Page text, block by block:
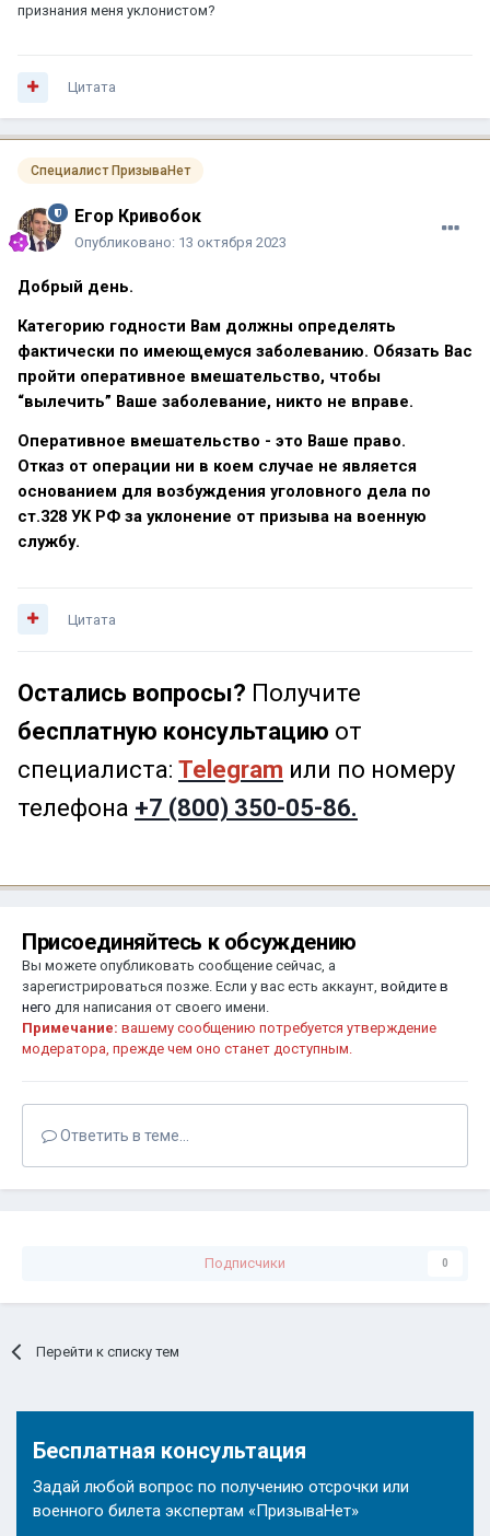
признания меня уклонистом?
Цитата
Специалист ПризываНет
Егор Кривобок
Опубликовано: 13 октября 2023
Добрый день.
Категорию годности Вам должны определять
фактически по имеющемуся заболеванию. Обязать Вас
пройти оперативное вмешательство, чтобы
“вылечить” Ваше заболевание, никто не вправе.
Оперативное вмешательство - это Ваше право.
Отказ от операции ни в коем случае не является
основанием для возбуждения уголовного дела по
ст.328 УК РФ за уклонение от призыва на военную
службу.
Цитата
Остались вопросы? Получите
бесплатную консультацию от
специалиста: Telegram или по номеру
телефона +7 (800) 350-05-86.
Присоединяйтесь к обсуждению
Вы можете опубликовать сообщение сейчас, а
зарегистрироваться позже. Если у вас есть аккаунт, войдите в
него для написания от своего имени.
Примечание: вашему сообщению потребуется утверждение
модератора, прежде чем оно станет доступным.
Ответить в теме...
Подписчики 0
Перейти к списку тем
Бесплатная консультация
Задай любой вопрос по получению отсрочки или
военного билета экспертам «ПризываНет»